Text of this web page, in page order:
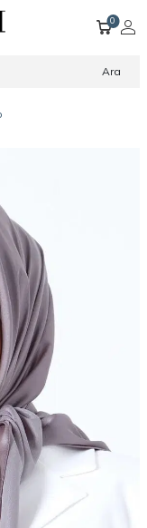
Ara
0